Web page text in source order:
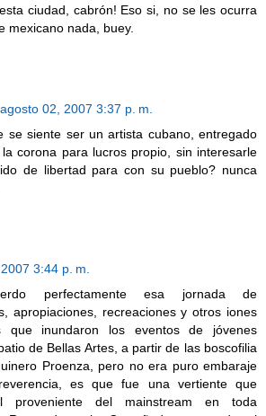
ciudad, cabrón! Eso si, no se les ocurra
mexicano nada, buey.
agosto 02, 2007 3:37 p. m.
se siente ser un artista cubano, entregado
corona para lucros propio, sin interesarle
de libertad para con su pueblo? nunca
3:44 p. m.
perfectamente esa jornada de
apropiaciones, recreaciones y otros iones
que inundaron los eventos de jóvenes
de Bellas Artes, a partir de las boscofilia
Proenza, pero no era puro embaraje
es que fue una vertiente que
proveniente del mainstream en toda